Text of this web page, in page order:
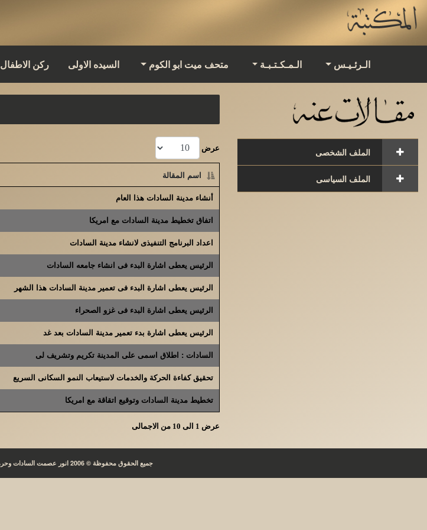
الـرئـيـس الـمـكـتـبـة متحف ميت ابو الكوم السيده الاولى ركن الاطفال
الملف الشخصى
الملف السياسى
عرض
اسم المقالة
أنشاء مدينة السادات هذا العام
اتفاق تخطيط مدينة السادات مع امريكا
اعداد البرنامج التنفيذى لانشاء مدينة السادات
الرئيس يعطى اشارة البدء فى انشاء جامعه السادات
الرئيس يعطى اشارة البدء فى تعمير مدينة السادات هذا الشهر
الرئيس يعطى اشارة البدء فى غزو الصحراء
الرئيس يعطى اشارة بدء تعمير مدينة السادات بعد غد
السادات : اطلاق اسمى على المدينة تكريم وتشريف لى
تحقيق كفاءة الحركة والخدمات لاستيعاب النمو السكانى السريع
تخطيط مدينة السادات وتوقيع اتقاقة مع امريكا
عرض 1 الى 10 من الاجمالى
جميع الحقوق محفوظة © 2006 انور عصمت السادات وحرمه السيده جيهان امين فؤاد دسوقى